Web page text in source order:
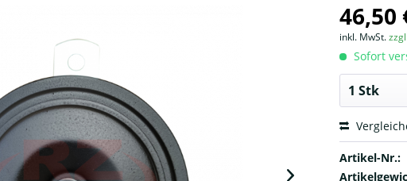
46,50
inkl. MwSt.
Sofort
Artikel-Nr.: